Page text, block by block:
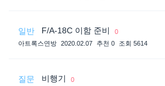
일반 F/A-18C 이함 준비
0
아트록스연방 2020.02.07 추천 0 조회 5614
질문 비행기 0